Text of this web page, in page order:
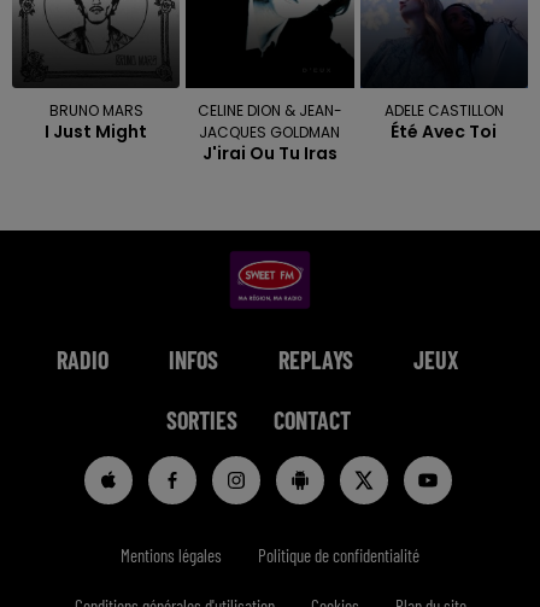
BRUNO MARS
I Just Might
CELINE DION & JEAN-
JACQUES GOLDMAN
J'irai Ou Tu Iras
ADELE CASTILLON
Été Avec Toi
RADIO INFOS REPLAYS JEUX
SORTIES CONTACT
Mentions légales Politique de confidentialité